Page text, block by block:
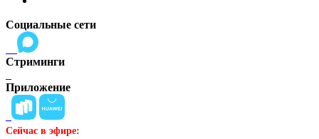
Социальные сети
Стриминги
Приложение
Сейчас в эфире: